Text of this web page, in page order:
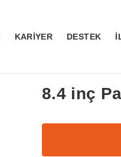
KARİYER DESTEK
8.4 inç